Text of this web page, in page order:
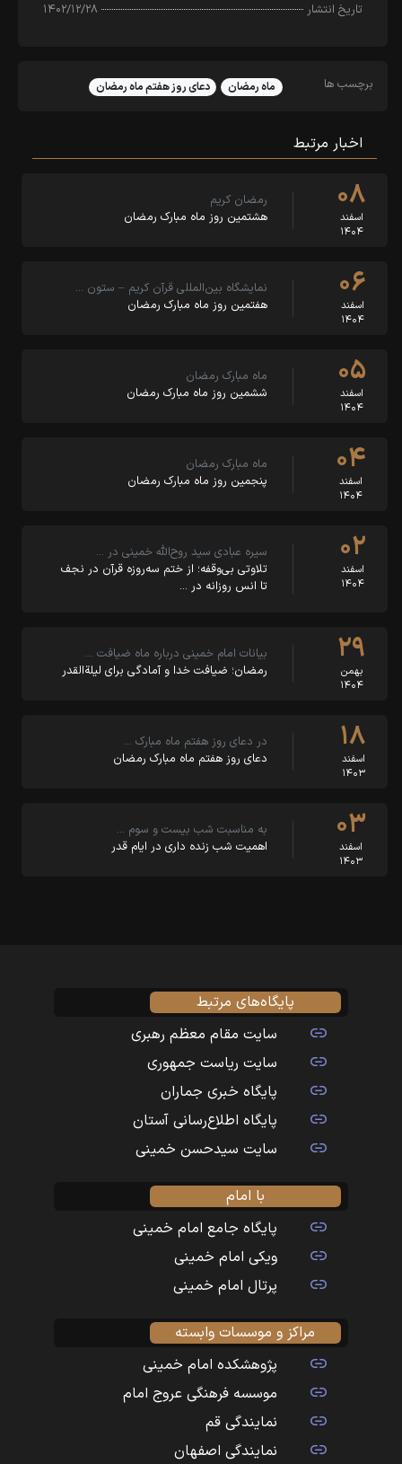
تاریخ انتشار
۱۴۰۲/۱۲/۲۸
برچسب ها ماه رمضان دعای روز هفتم ماه رمضان
اخبار مرتبط
۰۸
اسفند
۱۴۰۴
رمضان کریم
هشتمین روز ماه مبارک رمضان
۰۶
اسفند
۱۴۰۴
نمایشگاه بین‌المللی قرآن کریم – ستون …
هفتمین روز ماه مبارک رمضان
۰۵
اسفند
۱۴۰۴
ماه مبارک رمضان
ششمین روز ماه مبارک رمضان
۰۴
اسفند
۱۴۰۴
ماه مبارک رمضان
پنجمین روز ماه مبارک رمضان
۰۲
اسفند
۱۴۰۴
سیره عبادی سید روح‌الله خمینی در …
تلاوتی بی‌وقفه؛ از ختم سه‌روزه قرآن در نجف
تا انس روزانه در …
۲۹
بهمن
۱۴۰۴
بیانات امام خمینی درباره ماه ضیافت …
رمضان؛ ضیافت خدا و آمادگی برای لیلةالقدر
۱۸
اسفند
۱۴۰۳
در دعای روز هفتم ماه مبارک …
دعای روز هفتم ماه مبارک رمضان
۰۳
اسفند
۱۴۰۳
به مناسبت شب بیست و سوم …
اهمیت شب زنده داری در ایام قدر
پایگاه‌های مرتبط
سایت مقام معظم رهبری
سایت ریاست جمهوری
پایگاه خبری جماران
پایگاه اطلاع‌رسانی آستان
سایت سیدحسن خمینی
با امام
پایگاه جامع امام خمینی
ویکی امام خمینی
پرتال امام خمینی
مراکز و موسسات وابسته
پژوهشکده امام خمینی
موسسه فرهنگی عروج امام
نمایندگی قم
نمایندگی اصفهان